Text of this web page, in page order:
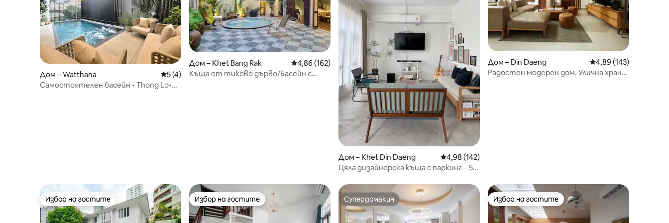
Дом – Watthana Средна оценка: 5 от 5, 4 отзива
5 (4)
Самостоятелен басейн • Thong Lo•
Дом – Khet Bang Rak Средна оценка: 4,86 от 5, 162 отзива
4,86 (162)
Къща от тиково дърво/Басейн с
Дом – Khet Din Daeng Средна оценка: 4,98 от 5, 142 отзива
4,98 (142)
Цяла дизайнерска къща с паркинг – 5
Дом – Din Daeng Средна оценка: 4,89
4,89 (143)
Радостен модерен дом. Улична храна
Избор на гостите
Избор на гостите Избор на гостите
Избор на гостите Супердомакин
Супердомакин Избор на гостите
Избор на гостите